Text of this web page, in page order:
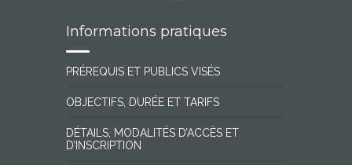
Informations pratiques
PRÉREQUIS ET PUBLICS VISÉS
OBJECTIFS, DURÉE ET TARIFS
DÉTAILS, MODALITÉS D’ACCÈS ET
D’INSCRIPTION